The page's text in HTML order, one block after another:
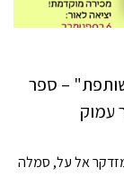
– ספר
עמוק
אל על, סמלה